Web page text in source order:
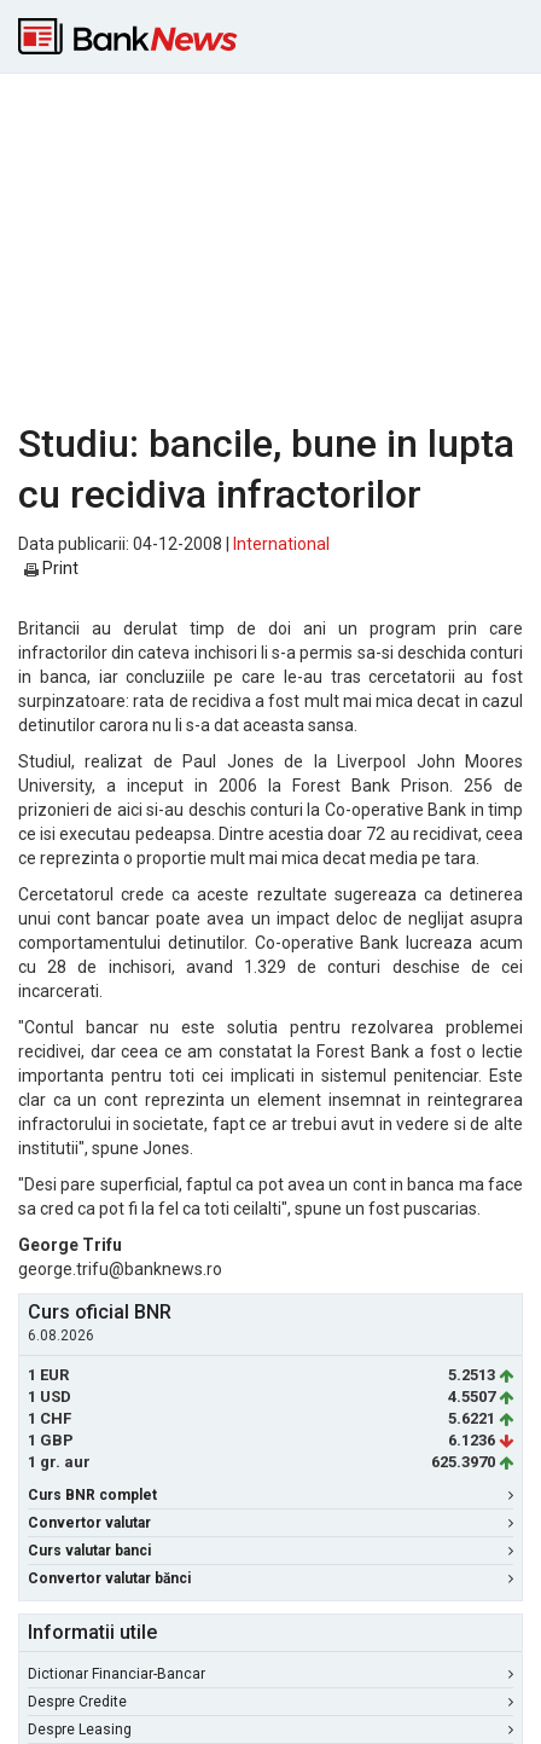
Studiu: bancile, bune in lupta
cu recidiva infractorilor
Data publicarii: 04-12-2008 |
International
Print
Britancii au derulat timp de doi ani un program prin care
infractorilor din cateva inchisori li s-a permis sa-si deschida conturi
in banca, iar concluziile pe care le-au tras cercetatorii au fost
surpinzatoare: rata de recidiva a fost mult mai mica decat in cazul
detinutilor carora nu li s-a dat aceasta sansa.
Studiul, realizat de Paul Jones de la Liverpool John Moores
University, a inceput in 2006 la Forest Bank Prison. 256 de
prizonieri de aici si-au deschis conturi la Co-operative Bank in timp
ce isi executau pedeapsa. Dintre acestia doar 72 au recidivat, ceea
ce reprezinta o proportie mult mai mica decat media pe tara.
Cercetatorul crede ca aceste rezultate sugereaza ca detinerea
unui cont bancar poate avea un impact deloc de neglijat asupra
comportamentului detinutilor. Co-operative Bank lucreaza acum
cu 28 de inchisori, avand 1.329 de conturi deschise de cei
incarcerati.
"Contul bancar nu este solutia pentru rezolvarea problemei
recidivei, dar ceea ce am constatat la Forest Bank a fost o lectie
importanta pentru toti cei implicati in sistemul penitenciar. Este
clar ca un cont reprezinta un element insemnat in reintegrarea
infractorului in societate, fapt ce ar trebui avut in vedere si de alte
institutii", spune Jones.
"Desi pare superficial, faptul ca pot avea un cont in banca ma face
sa cred ca pot fi la fel ca toti ceilalti", spune un fost puscarias.
George Trifu
george.trifu@banknews.ro
Curs oficial BNR
6.08.2026
1 EUR
5.2513
1 USD
4.5507
1 CHF
5.6221
1 GBP
6.1236
1 gr. aur
625.3970
Curs BNR complet
Convertor valutar
Curs valutar banci
Convertor valutar bănci
Informatii utile
Dictionar Financiar-Bancar
Despre Credite
Despre Leasing